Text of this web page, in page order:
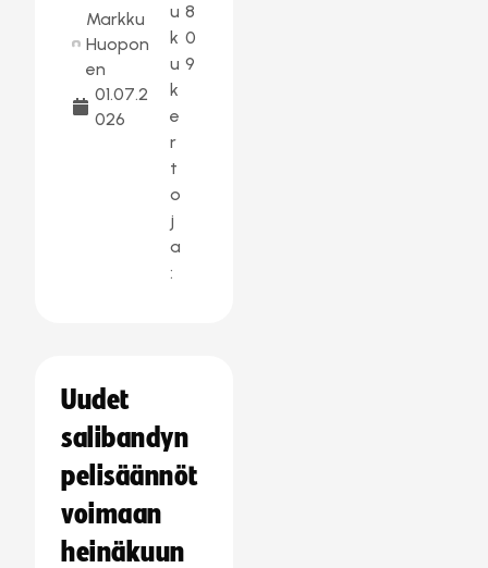
Markku
Huopon
en
01.07.2
026
u
k
u
k
e
r
t
o
j
a
:
8
0
9
Uudet
salibandyn
pelisäännöt
voimaan
heinäkuun